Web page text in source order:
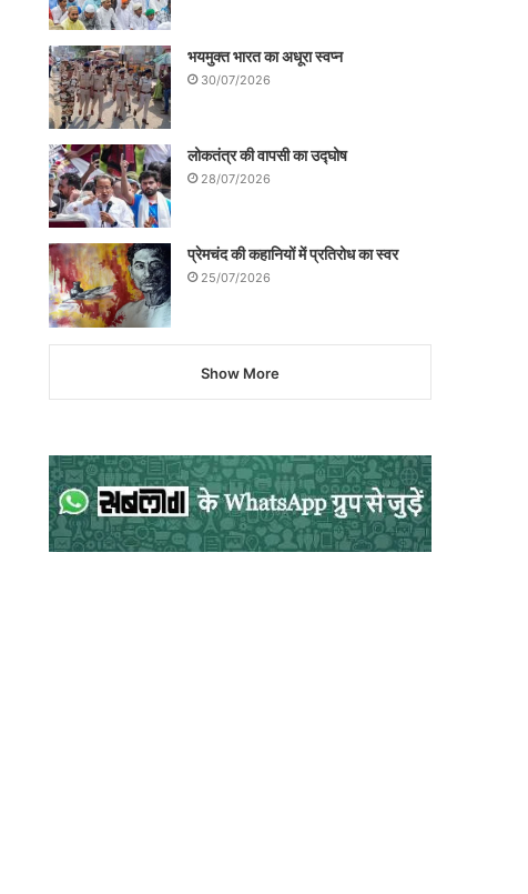
भयमुक्त भारत का अधूरा स्वप्न
30/07/2026
लोकतंत्र की वापसी का उद्घोष
28/07/2026
प्रेमचंद की कहानियों में प्रतिरोध का स्वर
25/07/2026
Show More